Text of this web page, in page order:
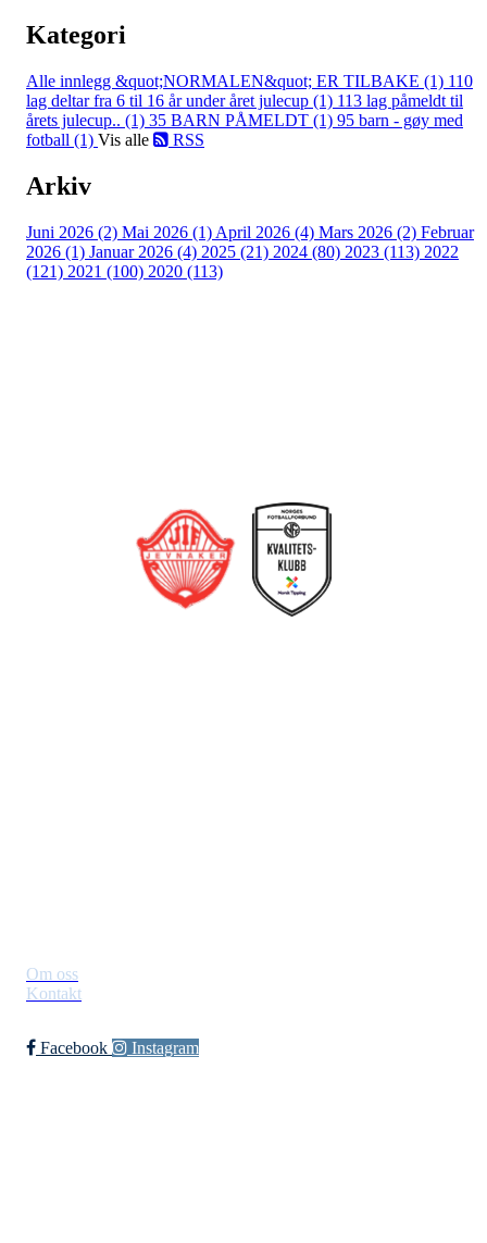
Kategori
Alle innlegg &quot;NORMALEN&quot; ER TILBAKE (1) 110
lag deltar fra 6 til 16 år under året julecup (1) 113 lag påmeldt til
årets julecup.. (1) 35 BARN PÅMELDT (1) 95 barn - gøy med
fotball (1) Vis alle RSS
Arkiv
Juni 2026 (2) Mai 2026 (1) April 2026 (4) Mars 2026 (2) Februar
2026 (1) Januar 2026 (4) 2025 (21) 2024 (80) 2023 (113) 2022
(121) 2021 (100) 2020 (113)
Om oss
Kontakt
Facebook Instagram